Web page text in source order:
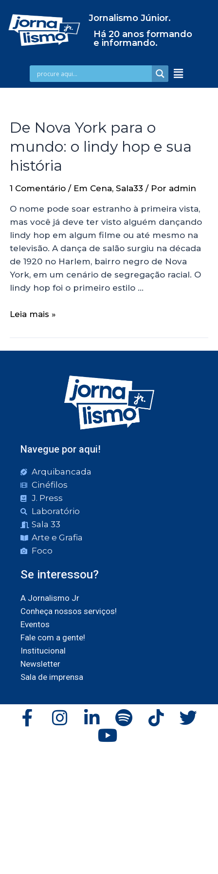
Jornalismo Júnior.
Há 20 anos formando
e informando.
De Nova York para o
mundo: o lindy hop e sua
história
1 Comentário / Em Cena, Sala33 / Por admin
O nome pode soar estranho à primeira vista,
mas você já deve ter visto alguém dançando
lindy hop em algum filme ou até mesmo na
televisão. A dança de salão surgiu na década
de 1920 no Harlem, bairro negro de Nova
York, em um cenário de segregação racial. O
lindy hop foi o primeiro estilo …
Leia mais »
Navegue por aqui!
Arquibancada
Cinéfilos
J. Press
Laboratório
Sala 33
Arte e Grafia
Foco
Se interessou?
A Jornalismo Jr
Conheça nossos serviços!
Eventos
Fale com a gente!
Institucional
Newsletter
Sala de imprensa